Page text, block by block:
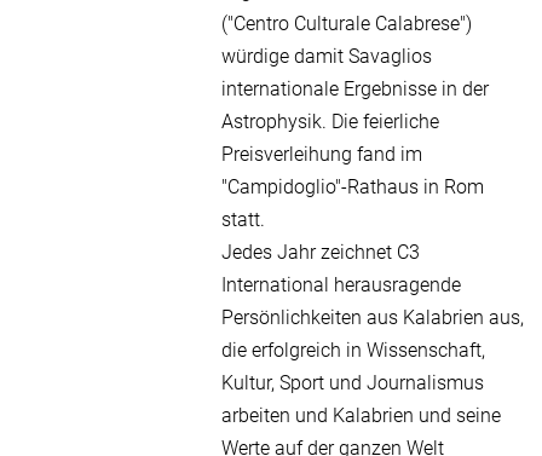
("Centro Culturale Calabrese")
würdige damit Savaglios
internationale Ergebnisse in der
Astrophysik. Die feierliche
Preisverleihung fand im
"Campidoglio"-Rathaus in Rom
statt.
Jedes Jahr zeichnet C3
International herausragende
Persönlichkeiten aus Kalabrien aus,
die erfolgreich in Wissenschaft,
Kultur, Sport und Journalismus
arbeiten und Kalabrien und seine
Werte auf der ganzen Welt